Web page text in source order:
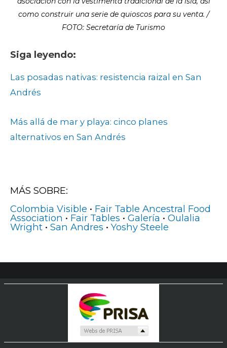
como construir una serie de quioscos para su venta. /
FOTO: Secretaría de Turismo
Siga leyendo:
Las posadas nativas: resistencia raizal en San
Andrés
Más allá de mar y playa: cinco planes
alternativos en San Andrés
MÁS SOBRE:
Colombia Visible • Fair Table Ancestral Food
Association • Fair Tables • Galería • Oulalia
Wright • San Andres •Yoshy Steele